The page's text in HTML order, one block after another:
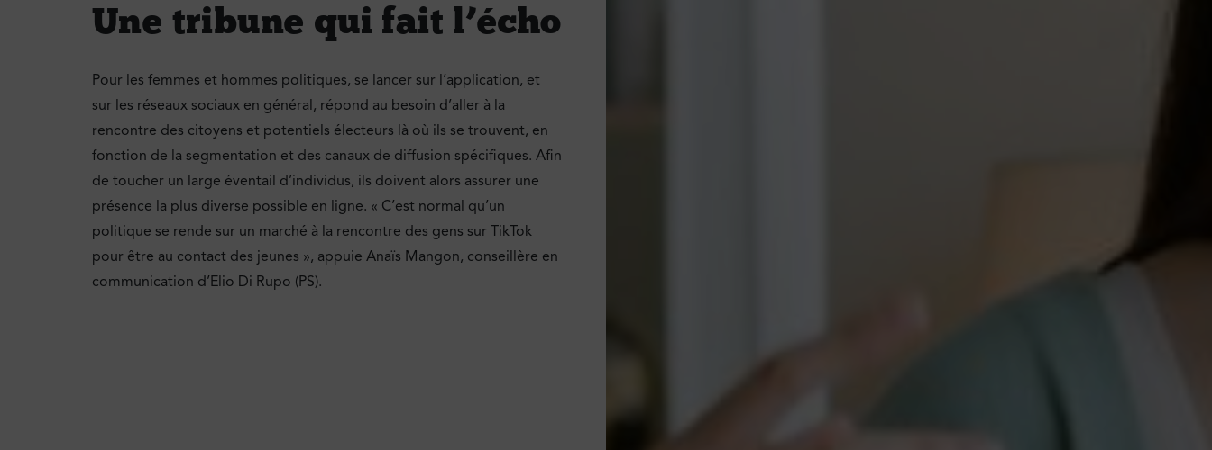
Une tribune qui fait l’écho
Pour les femmes et hommes politiques, se lancer sur l’application, et
sur les réseaux sociaux en général, répond au besoin d’aller à la
rencontre des citoyens et potentiels électeurs là où ils se trouvent, en
fonction de la segmentation et des canaux de diffusion spécifiques. Afin
de toucher un large éventail d’individus, ils doivent alors assurer une
présence la plus diverse possible en ligne. « C’est normal qu’un
politique se rende sur un marché à la rencontre des gens sur TikTok
pour être au contact des jeunes », appuie Anaïs Mangon, conseillère en
communication d’Elio Di Rupo (PS).